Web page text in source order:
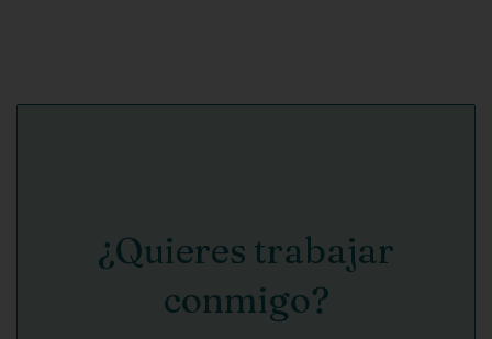
¿Quieres trabajar
conmigo?